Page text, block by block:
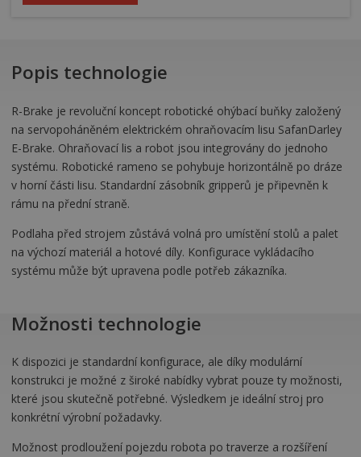
Popis technologie
R-Brake je revoluční koncept robotické ohýbací buňky založený
na servopoháněném elektrickém ohraňovacím lisu SafanDarley
E-Brake. Ohraňovací lis a robot jsou integrovány do jednoho
systému. Robotické rameno se pohybuje horizontálně po dráze
v horní části lisu. Standardní zásobník gripperů je připevněn k
rámu na přední straně.
Podlaha před strojem zůstává volná pro umístění stolů a palet
na výchozí materiál a hotové díly. Konfigurace vykládacího
systému může být upravena podle potřeb zákazníka.
Možnosti technologie
K dispozici je standardní konfigurace, ale díky modulární
konstrukci je možné z široké nabídky vybrat pouze ty možnosti,
které jsou skutečně potřebné. Výsledkem je ideální stroj pro
konkrétní výrobní požadavky.
Možnost prodloužení pojezdu robota po traverze a rozšíření